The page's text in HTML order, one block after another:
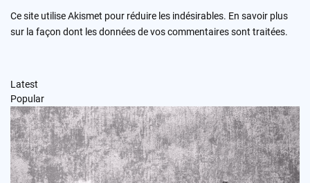
Ce site utilise Akismet pour réduire les indésirables. En savoir plus
sur la façon dont les données de vos commentaires sont traitées.
Latest
Popular